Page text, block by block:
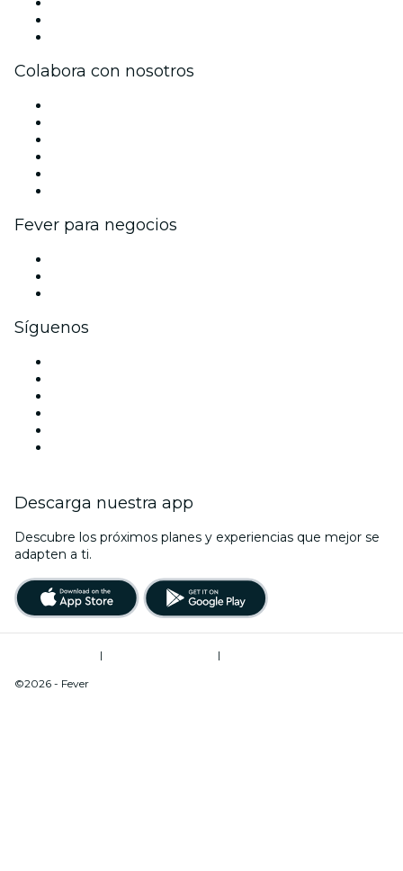
Colabora con nosotros
Fever para negocios
Síguenos
Descarga nuestra app
Descubre los próximos planes y experiencias que mejor se
adapten a ti.
|
|
©2026 - Fever